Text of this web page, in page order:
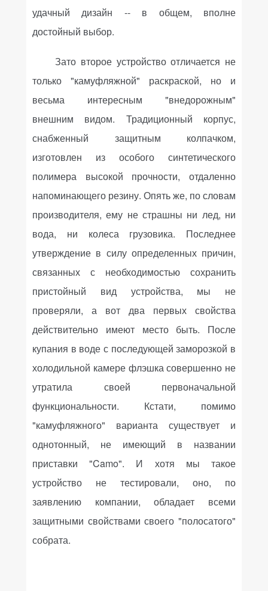
удачный дизайн -- в общем, вполне
достойный выбор.
Зато второе устройство отличается не
только "камуфляжной" раскраской, но и
весьма интересным "внедорожным"
внешним видом. Традиционный корпус,
снабженный защитным колпачком,
изготовлен из особого синтетического
полимера высокой прочности, отдаленно
напоминающего резину. Опять же, по словам
производителя, ему не страшны ни лед, ни
вода, ни колеса грузовика. Последнее
утверждение в силу определенных причин,
связанных с необходимостью сохранить
пристойный вид устройства, мы не
проверяли, а вот два первых свойства
действительно имеют место быть. После
купания в воде с последующей заморозкой в
холодильной камере флэшка совершенно не
утратила своей первоначальной
функциональности. Кстати, помимо
"камуфляжного" варианта существует и
однотонный, не имеющий в названии
приставки "Camo". И хотя мы такое
устройство не тестировали, оно, по
заявлению компании, обладает всеми
защитными свойствами своего "полосатого"
собрата.